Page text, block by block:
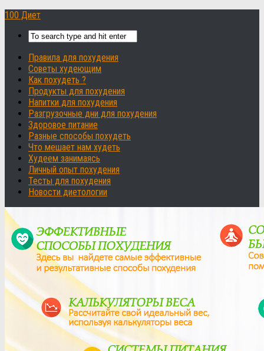
100 Диет
Правила для похудения
Советы худеющим
Как похудеть ?
Продукты для похудения
Напитки для похудения
Разгрузочные дни для похудения
Здоровое питание
Разные способы похудеть
Что мешает нам худеть
Худеем занимаясь
Личный опыт похудения
Тесты для похудения
Новости диетологии